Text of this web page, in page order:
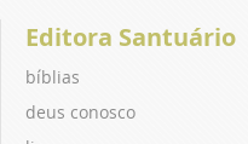
Editora Santuário
bíblias
deus conosco